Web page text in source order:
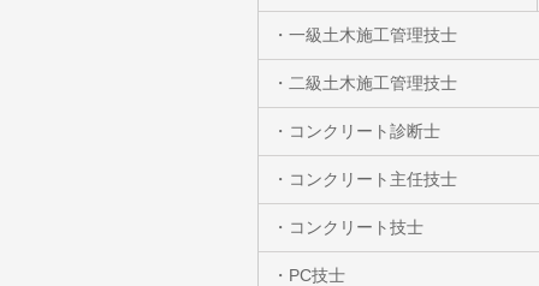
・一級土木施工管理技士
・二級土木施工管理技士
・コンクリート診断士
・コンクリート主任技士
・コンクリート技士
・PC技士